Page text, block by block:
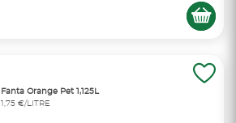
Fanta Orange Pet 1,125L
1,75 €/LITRE